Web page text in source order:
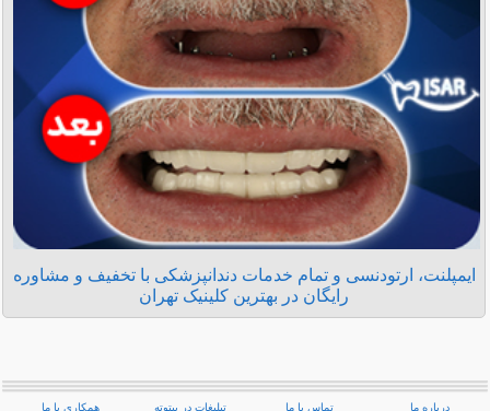
ایمپلنت، ارتودنسی و تمام خدمات دندانپزشکی با تخفیف و مشاوره
رایگان در بهترین کلینیک تهران
درباره ما تماس با ما تبلیغات در بیتوته همکاری با ما